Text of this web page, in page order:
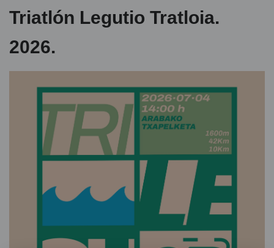
Triatlón Legutio Tratloia.
2026.